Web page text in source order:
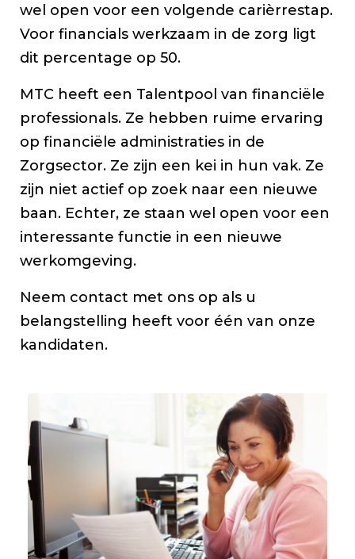
wel open voor een volgende carièrrestap.
Voor financials werkzaam in de zorg ligt
dit percentage op 50.
MTC heeft een Talentpool van financiële
professionals. Ze hebben ruime ervaring
op financiële administraties in de
Zorgsector. Ze zijn een kei in hun vak. Ze
zijn niet actief op zoek naar een nieuwe
baan. Echter, ze staan wel open voor een
interessante functie in een nieuwe
werkomgeving.
Neem contact met ons op als u
belangstelling heeft voor één van onze
kandidaten.